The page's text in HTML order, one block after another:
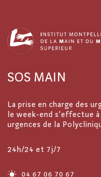
SOS MAIN
La prise en charge des
le week-end s'effectue
urgences de la
24h/24 et 7j/7
04 67 06 70 67